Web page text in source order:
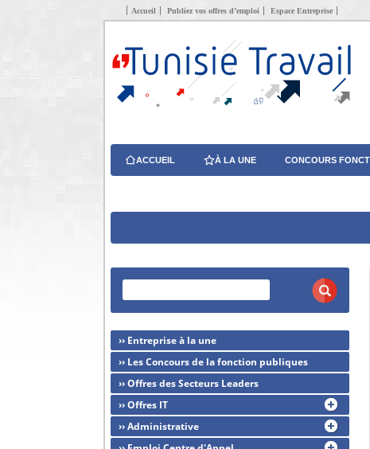
Accueil Publiez vos offres d’emploi Espace Entreprise
ACCUEIL À LA UNE CONCOURS
›› Entreprise à la une
›› Les Concours de la fonction publiques
›› Offres des Secteurs Leaders
›› Offres IT
›› Administrative